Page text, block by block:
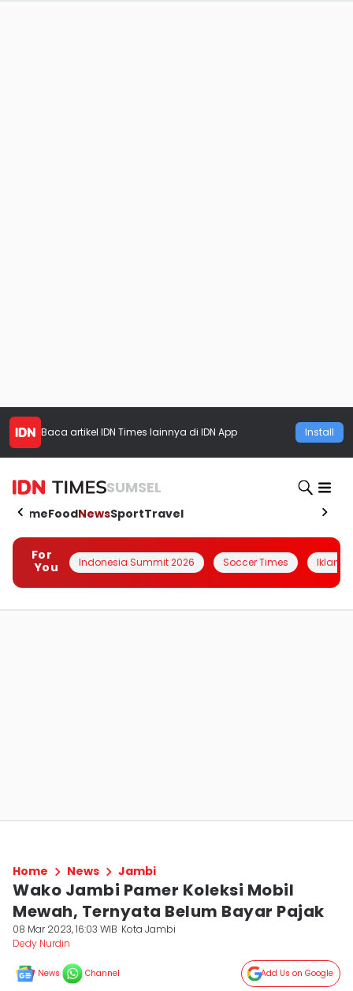
Baca artikel IDN Times lainnya di IDN App Install
SUMSEL
HomeFoodNewsSportTravel
For
You
Indonesia Summit 2026 Soccer Times Iklanin
Home News Jambi
Wako Jambi Pamer Koleksi Mobil
Mewah, Ternyata Belum Bayar Pajak
08 Mar 2023, 16:03 WIB Kota Jambi
Dedy Nurdin
News Channel Add Us on Google